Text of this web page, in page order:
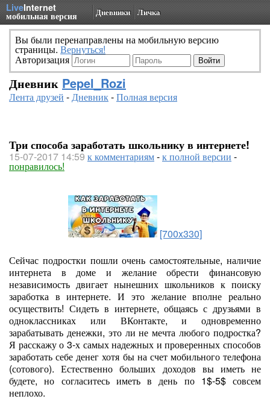
LiveInternet
мобильная версия Дневники Личка
Вы были перенаправлены на мобильную версию
страницы. Вернуться!
Авторизация
Дневник Pepel_Rozi
Лента друзей -Дневник-Полная версия
Три способа заработать школьнику в интернете!
15-07-2017 14:59 к комментариям-к полной версии -
понравилось!
[700x330]
Сейчас подростки пошли очень самостоятельные, наличие
интернета в доме и желание обрести финансовую
независимость двигает нынешних школьников к поиску
заработка в интернете. И это желание вполне реально
осуществить! Сидеть в интернете, общаясь с друзьями в
одноклассниках или ВКонтакте, и одновременно
зарабатывать денежки, это ли не мечта любого подростка?
Я расскажу о 3-х самых надежных и проверенных способов
заработать себе денег хотя бы на счет мобильного телефона
(сотового). Естественно больших доходов вы иметь не
будете, но согласитесь иметь в день по 1$-5$ совсем
неплохо.